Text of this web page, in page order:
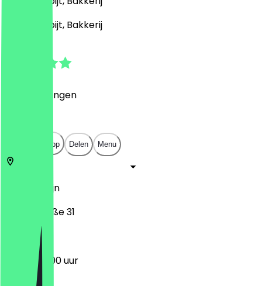
Café, Ontbijt, Bakkerij
Beoordelingen
Open in app Delen Menu
Berlijn
Wuhlestraße 31
06:00 - 19:00 uur